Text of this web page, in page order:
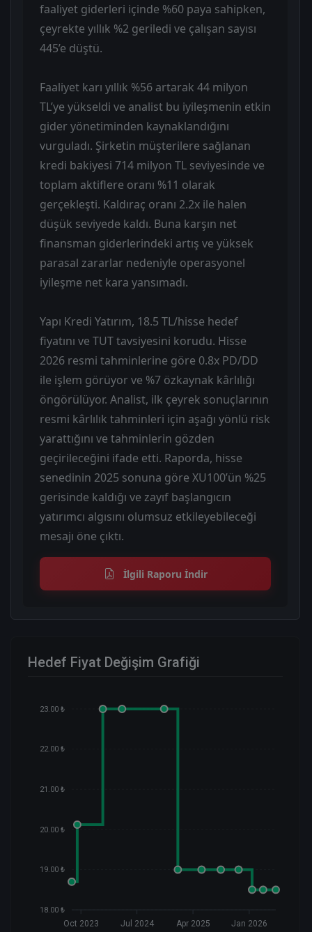
faaliyet giderleri içinde %60 paya sahipken,
çeyrekte yıllık %2 geriledi ve çalışan sayısı
445’e düştü.
Faaliyet karı yıllık %56 artarak 44 milyon
TL’ye yükseldi ve analist bu iyileşmenin etkin
gider yönetiminden kaynaklandığını
vurguladı. Şirketin müşterilere sağlanan
kredi bakiyesi 714 milyon TL seviyesinde ve
toplam aktiflere oranı %11 olarak
gerçekleşti. Kaldıraç oranı 2.2x ile halen
düşük seviyede kaldı. Buna karşın net
finansman giderlerindeki artış ve yüksek
parasal zararlar nedeniyle operasyonel
iyileşme net kara yansımadı.
Yapı Kredi Yatırım, 18.5 TL/hisse hedef
fiyatını ve TUT tavsiyesini korudu. Hisse
2026 resmi tahminlerine göre 0.8x PD/DD
ile işlem görüyor ve %7 özkaynak kârlılığı
öngörülüyor. Analist, ilk çeyrek sonuçlarının
resmi kârlılık tahminleri için aşağı yönlü risk
yarattığını ve tahminlerin gözden
geçirileceğini ifade etti. Raporda, hisse
senedinin 2025 sonuna göre XU100’ün %25
gerisinde kaldığı ve zayıf başlangıcın
yatırımcı algısını olumsuz etkileyebileceği
mesajı öne çıktı.
İlgili Raporu İndir
Hedef Fiyat Değişim Grafiği
23.00 ₺
22.00 ₺
21.00 ₺
20.00 ₺
19.00 ₺
18.00 ₺
Oct 2023 Jul 2024 Apr 2025 Jan 2026